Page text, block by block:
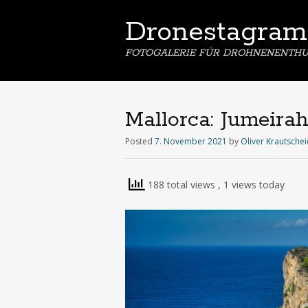
Dronestagram
FOTOGALERIE FÜR
Mallorca:
Posted 7. November 2021 by Oliver
188 total views , 1 views today